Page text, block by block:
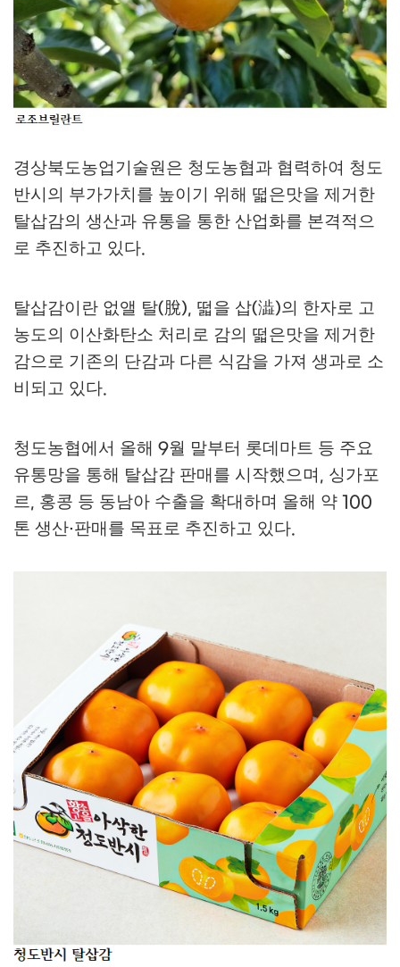
경상북도농업기술원은 청도농협과 협력하여 청도
반시의 부가가치를 높이기 위해 떫은맛을 제거한
탈삽감의 생산과 유통을 통한 산업화를 본격적으
로 추진하고 있다.
탈삽감이란 없앨 탈(脫), 떫을 삽(澁)의 한자로 고
농도의 이산화탄소 처리로 감의 떫은맛을 제거한
감으로 기존의 단감과 다른 식감을 가져 생과로 소
비되고 있다.
청도농협에서 올해 9월 말부터 롯데마트 등 주요
유통망을 통해 탈삽감 판매를 시작했으며 , 싱가포
르, 홍콩 등 동남아 수출을 확대하며 올해 약 100
톤 생산·판매를 목표로 추진하고 있다.